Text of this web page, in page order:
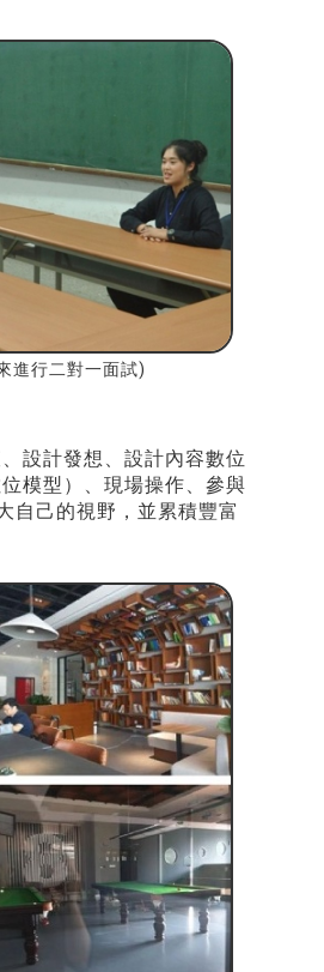
進行二對一面試)
設計發想、設計內容數位
模型）、現場操作、參與
自己的視野，並累積豐富